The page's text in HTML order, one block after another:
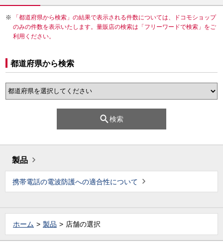
「都道府県から検索」の結果で表示される件数については、ドコモショップ
のみの件数を表示いたします。量販店の検索は「フリーワードで検索」をご
利用ください。
都道府県から検索
検索
製品
携帯電話の電波防護への適合性について
ホーム 製品 店舗の選択